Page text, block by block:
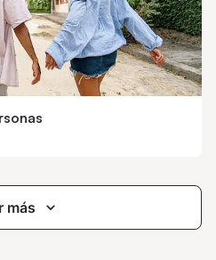
más